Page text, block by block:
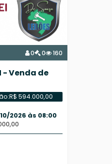
0 0 160
- Venda de
R$ 594.000,00
2026 às 08:00